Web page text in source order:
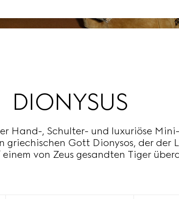
DIONYSUS
Hand-, Schulter- und luxuriöse
griechischen Gott Dionysos, der der
einem von Zeus gesandten Tiger